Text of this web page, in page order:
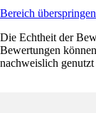
Bereich überspringen
Die Echtheit der
Bewertungen
nachweislich